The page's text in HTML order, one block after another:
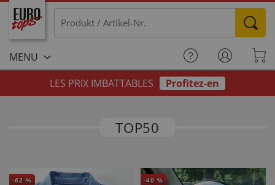
MENU
LES PRIX IMBATTABLES
Profitez-en
TOP50
-62 % -40 %